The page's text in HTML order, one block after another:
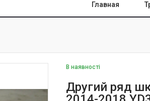
Главная
В наявності
Другий ряд